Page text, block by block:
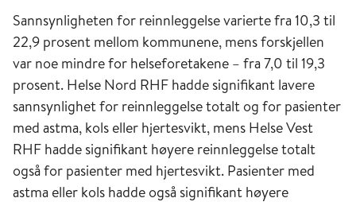
Sannsynligheten for reinnleggelse varierte fra 10,3 til
22,9 prosent mellom kommunene, mens forskjellen
var noe mindre for helseforetakene – fra 7,0 til 19,3
prosent. Helse Nord RHF hadde signifikant lavere
sannsynlighet for reinnleggelse totalt og for pasienter
med astma, kols eller hjertesvikt, mens Helse Vest
RHF hadde signifikant høyere reinnleggelse totalt
også for pasienter med hjertesvikt. Pasienter med
astma eller kols hadde også signifikant høyere